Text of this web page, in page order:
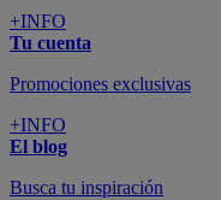
+INFO
Tu cuenta
Promociones exclusivas
+INFO
El blog
Busca tu inspiración